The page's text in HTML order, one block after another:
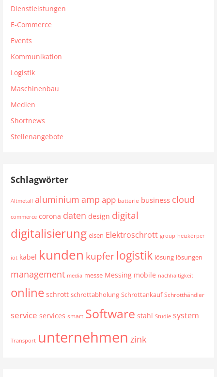
Dienstleistungen
E-Commerce
Events
Kommunikation
Logistik
Maschinenbau
Medien
Shortnews
Stellenangebote
Schlagwörter
Altmetall aluminium amp app batterie business cloud
commerce corona daten design digital
digitalisierung eisen Elektroschrott group heizkörper
iot kabel kunden kupfer logistik lösung lösungen
management media messe Messing mobile nachhaltigkeit
online schrott schrottabholung Schrottankauf Schrotthändler
service services smart Software stahl Studie system
Transport unternehmen zink